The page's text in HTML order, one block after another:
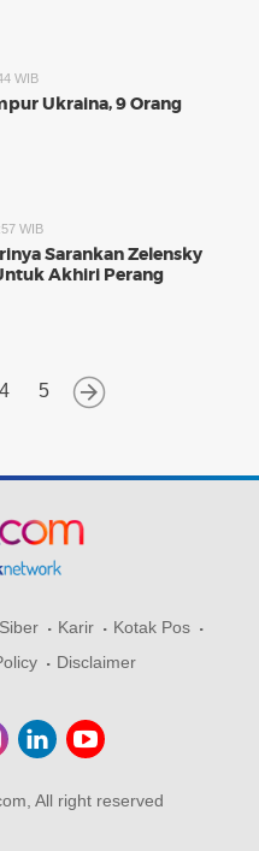
WIB
Ukraina, 9 Orang
WIB
Sarankan Zelensky
Akhiri Perang
4 5
Karir
Kotak Pos
Disclaimer
All right reserved